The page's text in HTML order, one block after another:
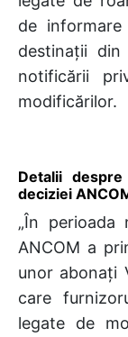
de
destinații din
notificării
modificărilor.
Detalii
deciziei
„În perioada
ANCOM a
unor abonați
care
legate de